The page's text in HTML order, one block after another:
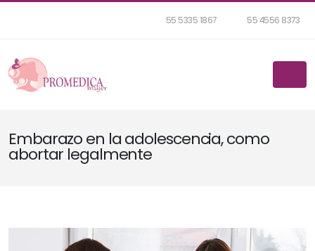
55 5335 1867 55 4556 8373
Embarazo en la adolescencia, como
abortar legalmente